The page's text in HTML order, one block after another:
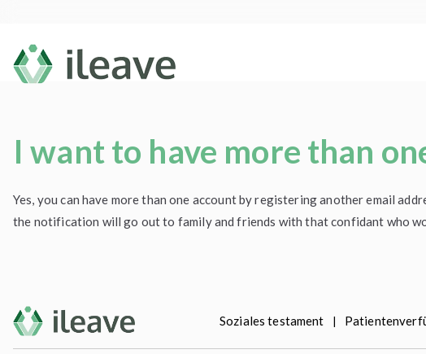
springen
I want to have more than
Yes, you can have more than one account by registering another email
the notification will go out to family and friends with that confidant who
Soziales testament |